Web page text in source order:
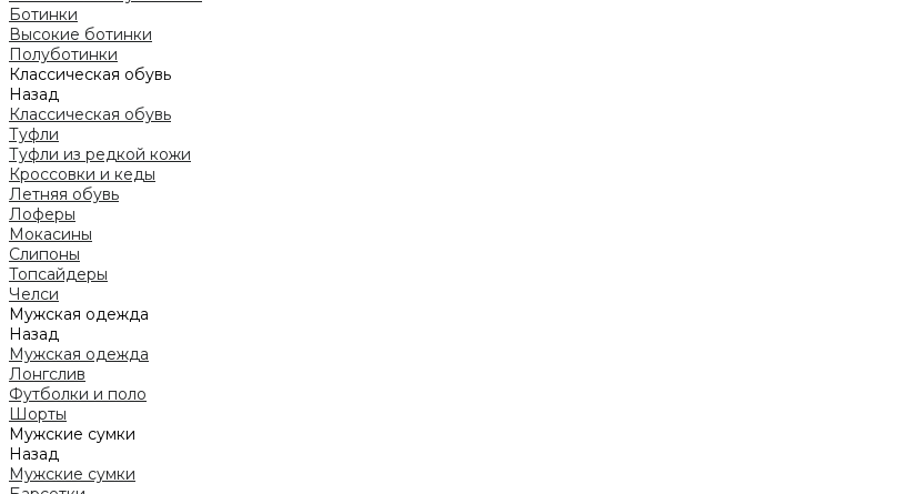
Ботинки
Высокие ботинки
Полуботинки
Классическая обувь
Назад
Классическая обувь
Туфли
Туфли из редкой кожи
Кроссовки и кеды
Летняя обувь
Лоферы
Мокасины
Слипоны
Топсайдеры
Челси
Мужская одежда
Назад
Мужская одежда
Лонгслив
Футболки и поло
Шорты
Мужские сумки
Назад
Мужские сумки